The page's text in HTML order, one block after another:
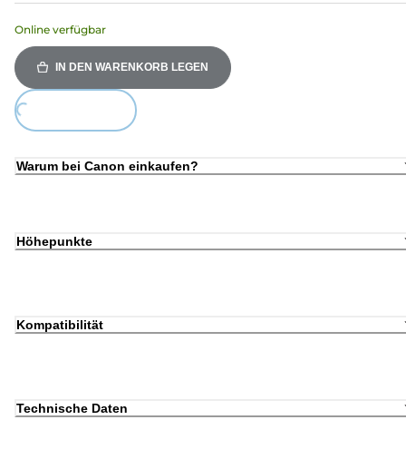
Online verfügbar
IN DEN WARENKORB LEGEN
Warum bei Canon einkaufen?
Höhepunkte
Kompatibilität
Technische Daten